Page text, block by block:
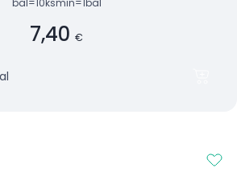
bal=10ksmin=1bal
7,40 €